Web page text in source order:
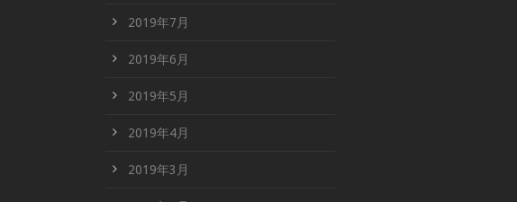
2019年7月
2019年6月
2019年5月
2019年4月
2019年3月